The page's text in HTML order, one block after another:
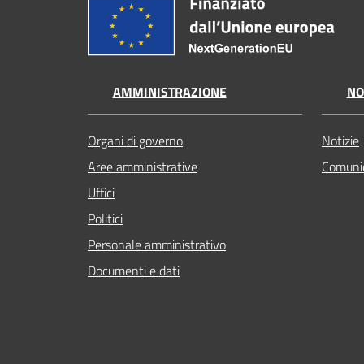
AMMINISTRAZIONE
Organi di governo
Aree amministrative
Uffici
Politici
Personale amministrativo
Documenti e dati
Notizie